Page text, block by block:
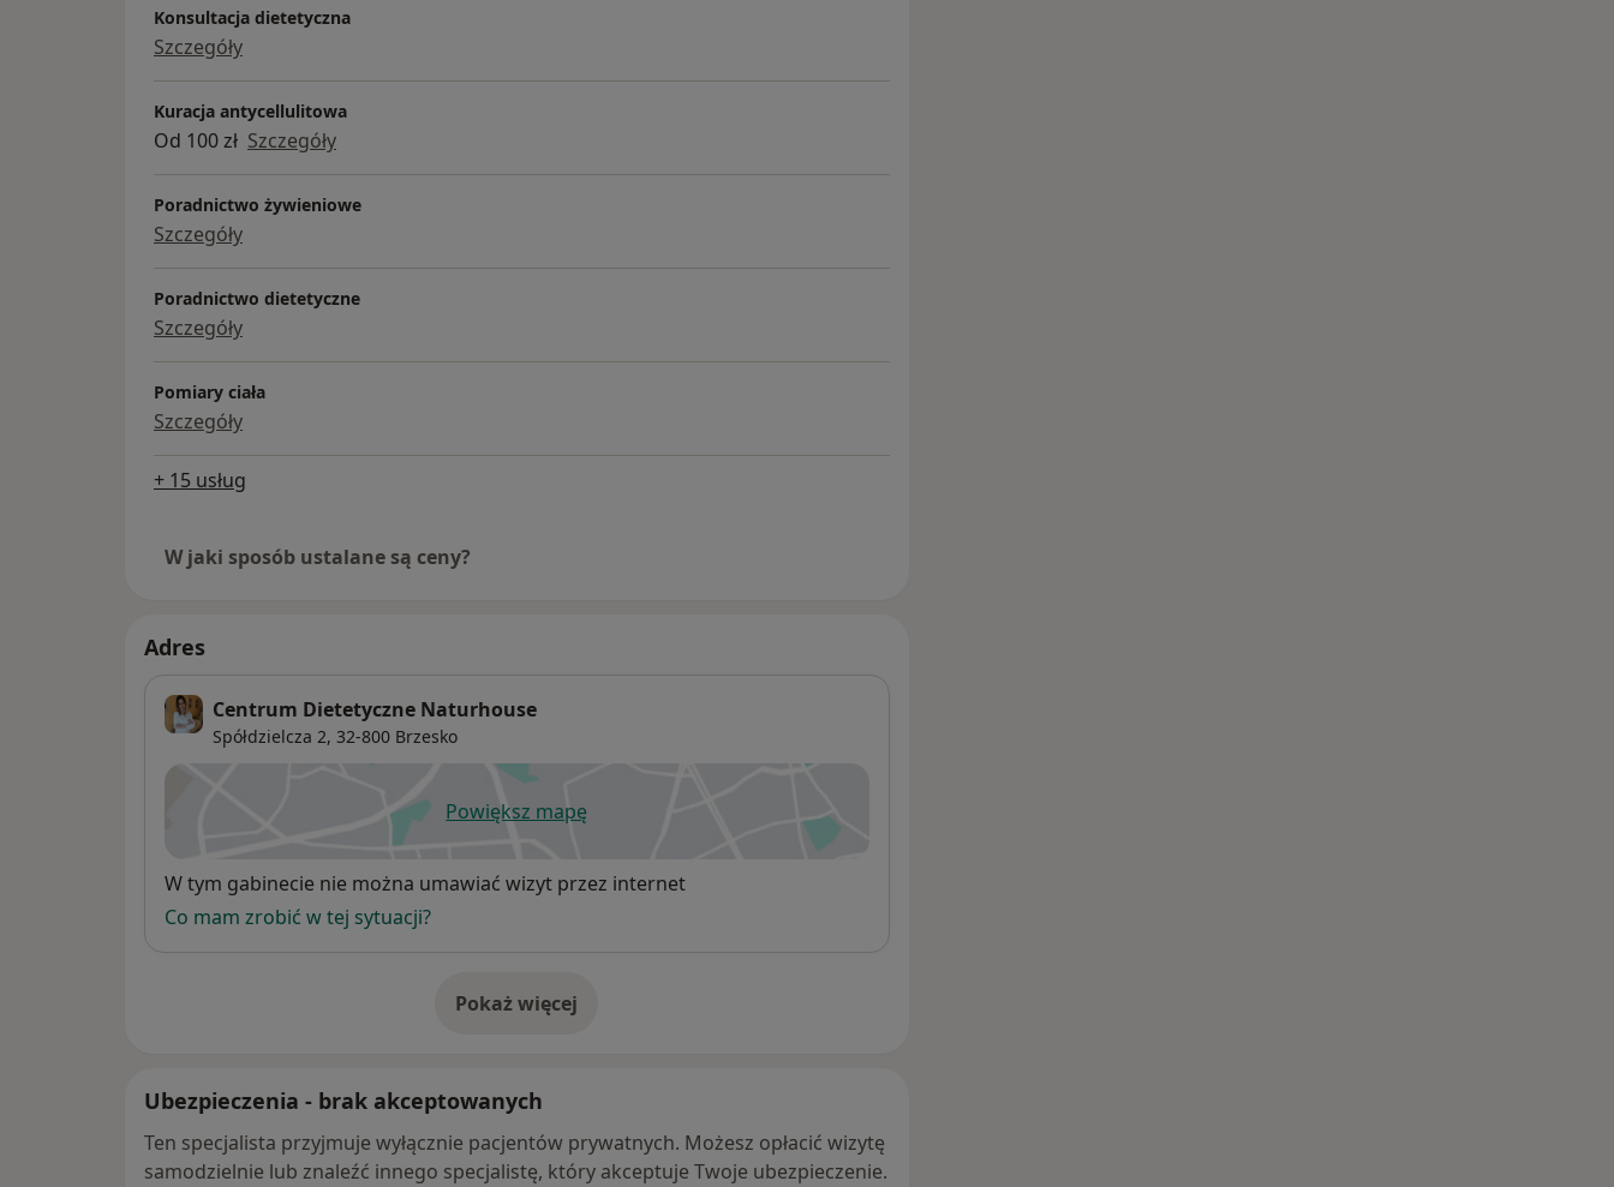
Konsultacja dietetyczna
Szczegóły
Kuracja antycellulitowa
Od 100 zł Szczegóły
Poradnictwo żywieniowe
Szczegóły
Poradnictwo dietetyczne
Szczegóły
Pomiary ciała
Szczegóły
+ 15 usług
W jaki sposób ustalane są ceny?
Adres
Centrum Dietetyczne Naturhouse
Spółdzielcza 2, 32-800 Brzesko
Powiększ mapęotwiera się w nowej karcie
Dostępność
W tym gabinecie nie można umawiać wizyt przez internet
Co mam zrobić w tej sytuacji?
Pokaż więcej
o adresie
Ubezpieczenia - brak akceptowanych
Ten specjalista przyjmuje wyłącznie pacjentów prywatnych. Możesz opłacić wizytę
samodzielnie lub znaleźć innego specjalistę, który akceptuje Twoje ubezpieczenie.